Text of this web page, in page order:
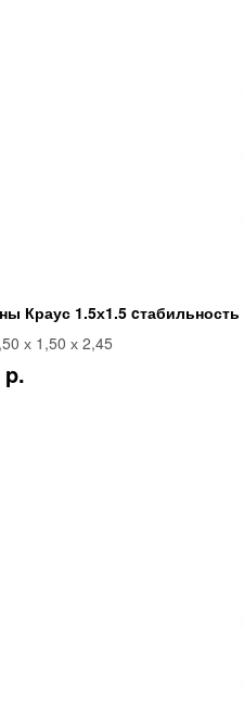
Краус 1.5х1.5 cтабильность
х 1,50 х 2,45
p.